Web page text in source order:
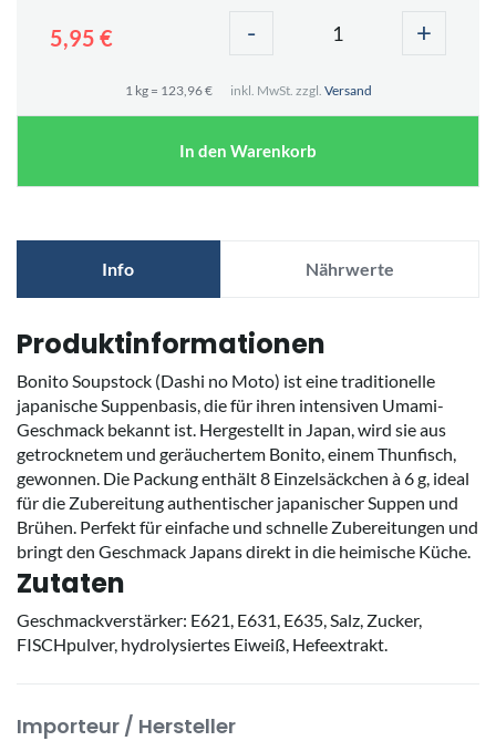
5,95 € - +
1 kg = 123,96 € inkl. MwSt. zzgl. Versand
In den Warenkorb
Info Nährwerte
Produktinformationen
Bonito Soupstock (Dashi no Moto) ist eine traditionelle
japanische Suppenbasis, die für ihren intensiven Umami-
Geschmack bekannt ist. Hergestellt in Japan, wird sie aus
getrocknetem und geräuchertem Bonito, einem Thunfisch,
gewonnen. Die Packung enthält 8 Einzelsäckchen à 6 g, ideal
für die Zubereitung authentischer japanischer Suppen und
Brühen. Perfekt für einfache und schnelle Zubereitungen und
bringt den Geschmack Japans direkt in die heimische Küche.
Zutaten
Geschmackverstärker: E621, E631, E635, Salz, Zucker,
FISCHpulver, hydrolysiertes Eiweiß, Hefeextrakt.
Importeur / Hersteller